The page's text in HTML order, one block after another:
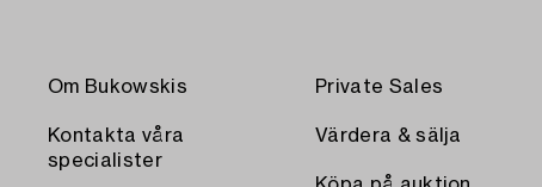
Om Bukowskis
Kontakta våra
specialister
Private Sales
Värdera & sälja